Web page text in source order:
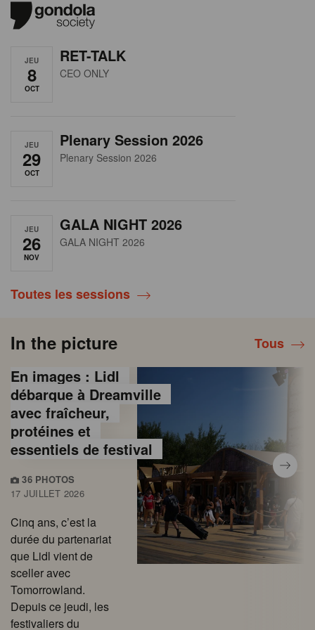
JEU
8
OCT
RET-TALK
CEO ONLY
JEU
29
OCT
Plenary Session 2026
Plenary Session 2026
JEU
26
NOV
GALA NIGHT 2026
GALA NIGHT 2026
Toutes les sessions
In the picture Tous
En images : Lidl
débarque à Dreamville
avec fraîcheur,
protéines et
essentiels de festival
36 PHOTOS
17 JUILLET 2026
Cinq ans, c’est la
durée du partenariat
que Lidl vient de
sceller avec
Tomorrowland.
Depuis ce jeudi, les
festivaliers du